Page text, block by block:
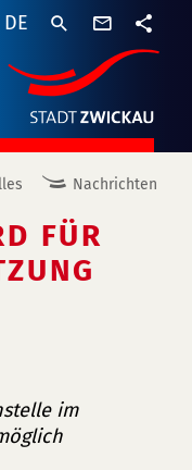
DE
Nachrichten
FÜR
im